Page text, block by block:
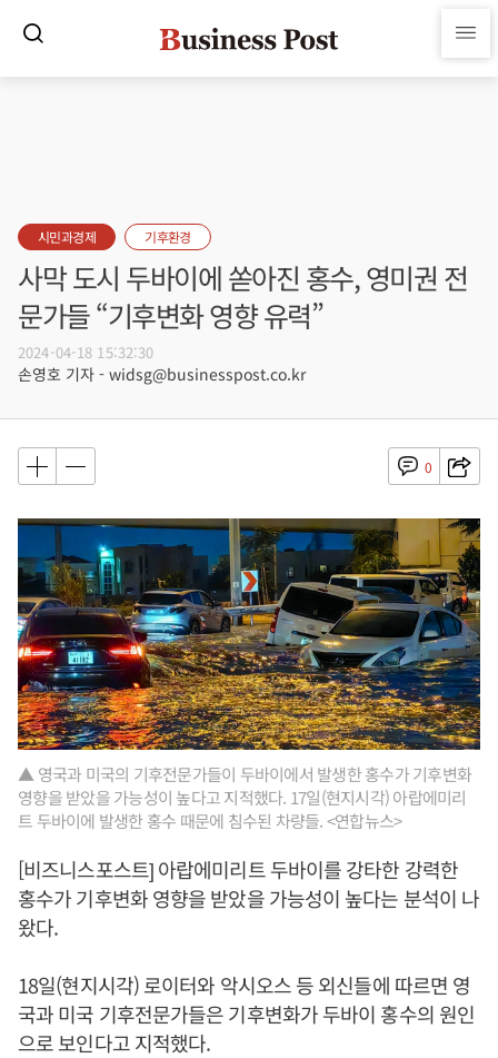
시민과경제 기후환경
사막 도시 두바이에 쏟아진 홍수, 영미권 전
문가들 “기후변화 영향 유력”
2024-04-18 15:32:30
손영호 기자 - widsg@businesspost.co.kr
0
▲ 영국과 미국의 기후전문가들이 두바이에서 발생한 홍수가 기후변화
영향을 받았을 가능성이 높다고 지적했다. 17일(현지시각) 아랍에미리
트 두바이에 발생한 홍수 때문에 침수된 차량들. <연합뉴스>
[비즈니스포스트] 아랍에미리트 두바이를 강타한 강력한
홍수가 기후변화 영향을 받았을 가능성이 높다는 분석이 나
왔다.
18일(현지시각) 로이터와 악시오스 등 외신들에 따르면 영
국과 미국 기후전문가들은 기후변화가 두바이 홍수의 원인
으로 보인다고 지적했다.